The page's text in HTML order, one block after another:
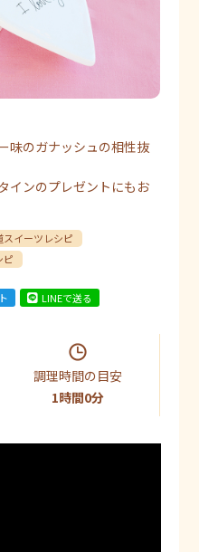
味のガナッシュの相性抜
インのプレゼントにもお
スイーツレシピ
ピ
LINEで送る
調理時間の目安
1時間0分